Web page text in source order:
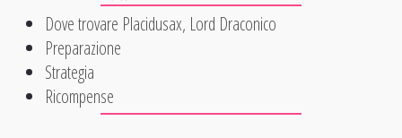
Dove trovare Placidusax, Lord Draconico
Preparazione
Strategia
Ricompense